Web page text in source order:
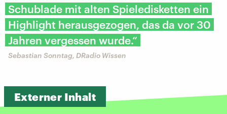
Schublade mit alten Spieledisketten ein
Highlight herausgezogen, das da vor 30
Jahren vergessen wurde.“
Sebastian Sonntag, DRadio Wissen
Externer Inhalt